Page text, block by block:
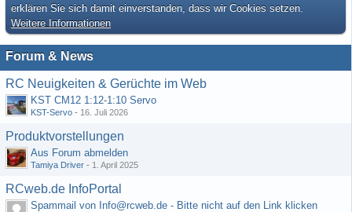
erklären Sie sich damit einverstanden, dass wir Cookies setzen.
Weitere Informationen
Forum & News
RC Neuigkeiten & Gerüchte im Web
KST CM12 1:12-1:10 Servo
KST-Servo - 16. Juli 2026
Produktvorstellungen
Aus Forum abmelden
Tamiya Driver - 1. April 2025
RCweb.de InfoPortal
Spammail von Info@rcweb.de - Bitte nicht auf den Link klicken